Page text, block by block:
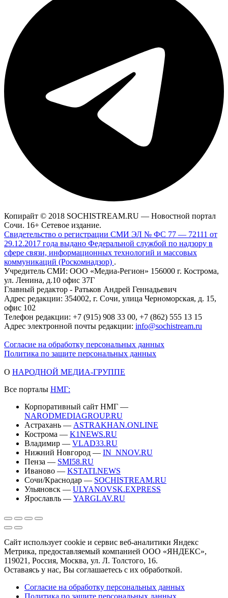
Копирайт © 2018 SOCHISTREAM.RU — Новостной портал
Сочи. 16+ Сетевое издание.
Свидетельство о регистрации СМИ ЭЛ № ФС 77 — 72111 от
29.12.2017 года выдано Федеральной службой по надзору в
сфере связи, информационных технологий и массовых
коммуникаций (Роскомнадзор) .
Учредитель СМИ: ООО «Медиа-Регион» 156000 г. Кострома,
ул. Ленина, д.10 офис 37Г
Главный редактор - Ратьков Андрей Геннадьевич
Адрес редакции: 354002, г. Сочи, улица Черноморская, д. 15,
офис 102
Телефон редакции: +7 (915) 908 33 00, +7 (862) 555 13 15
Адрес электронной почты редакции: info@sochistream.ru
Согласие на обработку персональных данных
Политика по защите персональных данных
О НАРОДНОЙ МЕДИА-ГРУППЕ
Все порталы НМГ:
Корпоративный сайт НМГ —
NARODMEDIAGROUP.RU
Астрахань — ASTRAKHAN.ONLINE
Кострома — K1NEWS.RU
Владимир — VLAD33.RU
Нижний Новгород — IN_NNOV.RU
Пенза — SMI58.RU
Иваново — KSTATI.NEWS
Сочи/Краснодар — SOCHISTREAM.RU
Ульяновск — ULYANOVSK.EXPRESS
Ярославль — YARGLAV.RU
Сайт использует cookie и сервис веб-аналитики Яндекс
Метрика, предоставляемый компанией ООО «ЯНДЕКС»,
119021, Россия, Москва, ул. Л. Толстого, 16.
Оставаясь у нас, Вы соглашаетесь с их обработкой.
Согласие на обработку персональных данных